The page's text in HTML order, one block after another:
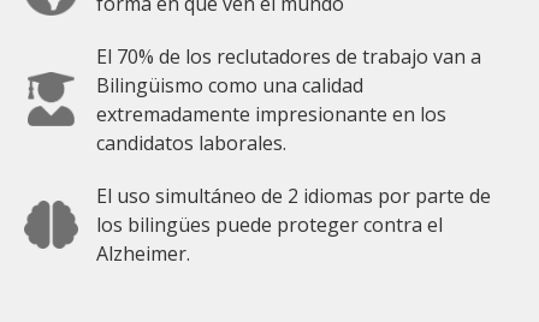
El 70% de los reclutadores de trabajo van a
Bilingüismo como una calidad
extremadamente impresionante en los
candidatos laborales.
El uso simultáneo de 2 idiomas por parte de
los bilingües puede proteger contra el
Alzheimer.